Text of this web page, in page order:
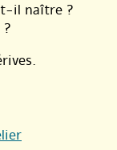
il naître ?